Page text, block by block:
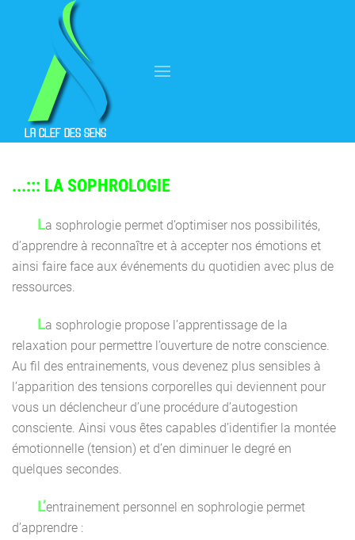
...::: LA SOPHROLOGIE
La sophrologie permet d’optimiser nos possibilités,
d’apprendre à reconnaître et à accepter nos émotions et
ainsi faire face aux événements du quotidien avec plus de
ressources.
La sophrologie propose l’apprentissage de la
relaxation pour permettre l’ouverture de notre conscience.
Au fil des entrainements, vous devenez plus sensibles à
l’apparition des tensions corporelles qui deviennent pour
vous un déclencheur d’une procédure d’autogestion
consciente. Ainsi vous êtes capables d’identifier la montée
émotionnelle (tension) et d’en diminuer le degré en
quelques secondes.
L’entrainement personnel en sophrologie permet
d’apprendre :